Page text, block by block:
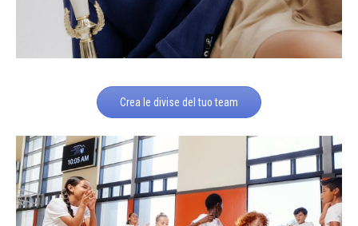
Crea le divise del tuo team